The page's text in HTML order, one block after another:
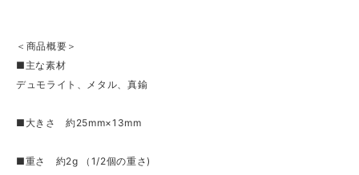
＜商品概要＞
■主な素材
デュモライト、メタル、真鍮
■大きさ 約25mm×13mm
■重さ 約2g （1/2個の重さ)